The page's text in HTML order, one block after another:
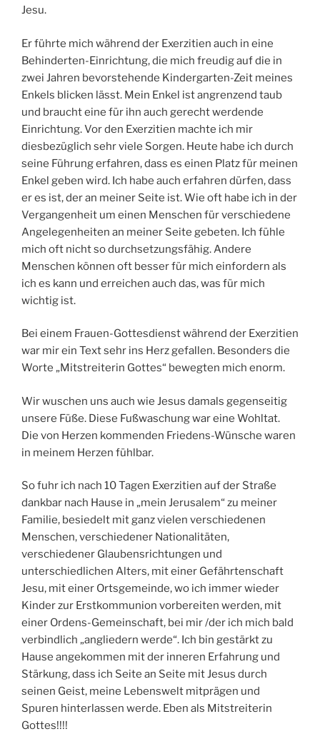
Jesu.
Er führte mich während der Exerzitien auch in eine
Behinderten-Einrichtung, die mich freudig auf die in
zwei Jahren bevorstehende Kindergarten-Zeit meines
Enkels blicken lässt. Mein Enkel ist angrenzend taub
und braucht eine für ihn auch gerecht werdende
Einrichtung. Vor den Exerzitien machte ich mir
diesbezüglich sehr viele Sorgen. Heute habe ich durch
seine Führung erfahren, dass es einen Platz für meinen
Enkel geben wird. Ich habe auch erfahren dürfen, dass
er es ist, der an meiner Seite ist. Wie oft habe ich in der
Vergangenheit um einen Menschen für verschiedene
Angelegenheiten an meiner Seite gebeten. Ich fühle
mich oft nicht so durchsetzungsfähig. Andere
Menschen können oft besser für mich einfordern als
ich es kann und erreichen auch das, was für mich
wichtig ist.
Bei einem Frauen-Gottesdienst während der Exerzitien
war mir ein Text sehr ins Herz gefallen. Besonders die
Worte „Mitstreiterin Gottes“ bewegten mich enorm.
Wir wuschen uns auch wie Jesus damals gegenseitig
unsere Füße. Diese Fußwaschung war eine Wohltat.
Die von Herzen kommenden Friedens-Wünsche waren
in meinem Herzen fühlbar.
So fuhr ich nach 10 Tagen Exerzitien auf der Straße
dankbar nach Hause in „mein Jerusalem“ zu meiner
Familie, besiedelt mit ganz vielen verschiedenen
Menschen, verschiedener Nationalitäten,
verschiedener Glaubensrichtungen und
unterschiedlichen Alters, mit einer Gefährtenschaft
Jesu, mit einer Ortsgemeinde, wo ich immer wieder
Kinder zur Erstkommunion vorbereiten werden, mit
einer Ordens-Gemeinschaft, bei mir /der ich mich bald
verbindlich „angliedern werde“. Ich bin gestärkt zu
Hause angekommen mit der inneren Erfahrung und
Stärkung, dass ich Seite an Seite mit Jesus durch
seinen Geist, meine Lebenswelt mitprägen und
Spuren hinterlassen werde. Eben als Mitstreiterin
Gottes!!!!